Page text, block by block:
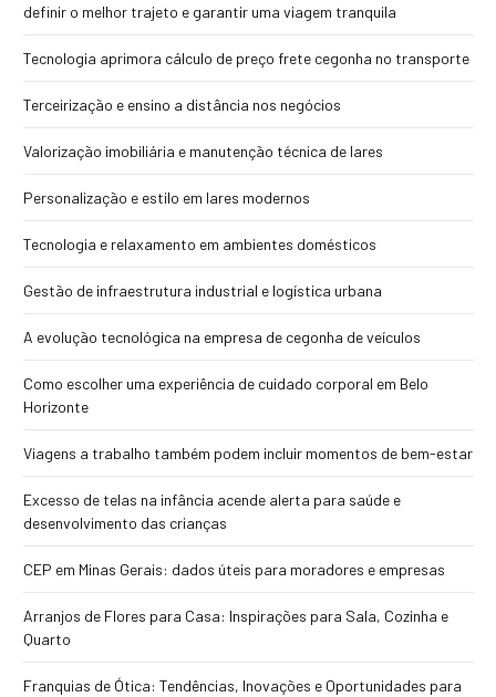
definir o melhor trajeto e garantir uma viagem tranquila
Tecnologia aprimora cálculo de preço frete cegonha no transporte
Terceirização e ensino a distância nos negócios
Valorização imobiliária e manutenção técnica de lares
Personalização e estilo em lares modernos
Tecnologia e relaxamento em ambientes domésticos
Gestão de infraestrutura industrial e logística urbana
A evolução tecnológica na empresa de cegonha de veículos
Como escolher uma experiência de cuidado corporal em Belo
Horizonte
Viagens a trabalho também podem incluir momentos de bem-estar
Excesso de telas na infância acende alerta para saúde e
desenvolvimento das crianças
CEP em Minas Gerais: dados úteis para moradores e empresas
Arranjos de Flores para Casa: Inspirações para Sala, Cozinha e
Quarto
Franquias de Ótica: Tendências, Inovações e Oportunidades para